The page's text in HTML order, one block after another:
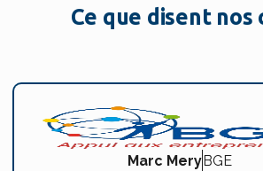
Ce que disent nos
Marc MeryBGE